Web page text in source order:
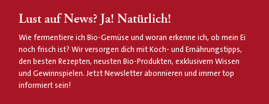
Lust auf News? Ja! Natürlich!
Wie fermentiere ich Bio-Gemüse und woran erkenne ich, ob mein Ei
noch frisch ist? Wir versorgen dich mit Koch- und Ernährungstipps,
den besten Rezepten, neusten Bio-Produkten, exklusivem Wissen
und Gewinnspielen. Jetzt Newsletter abonnieren und immer top
informiert sein!